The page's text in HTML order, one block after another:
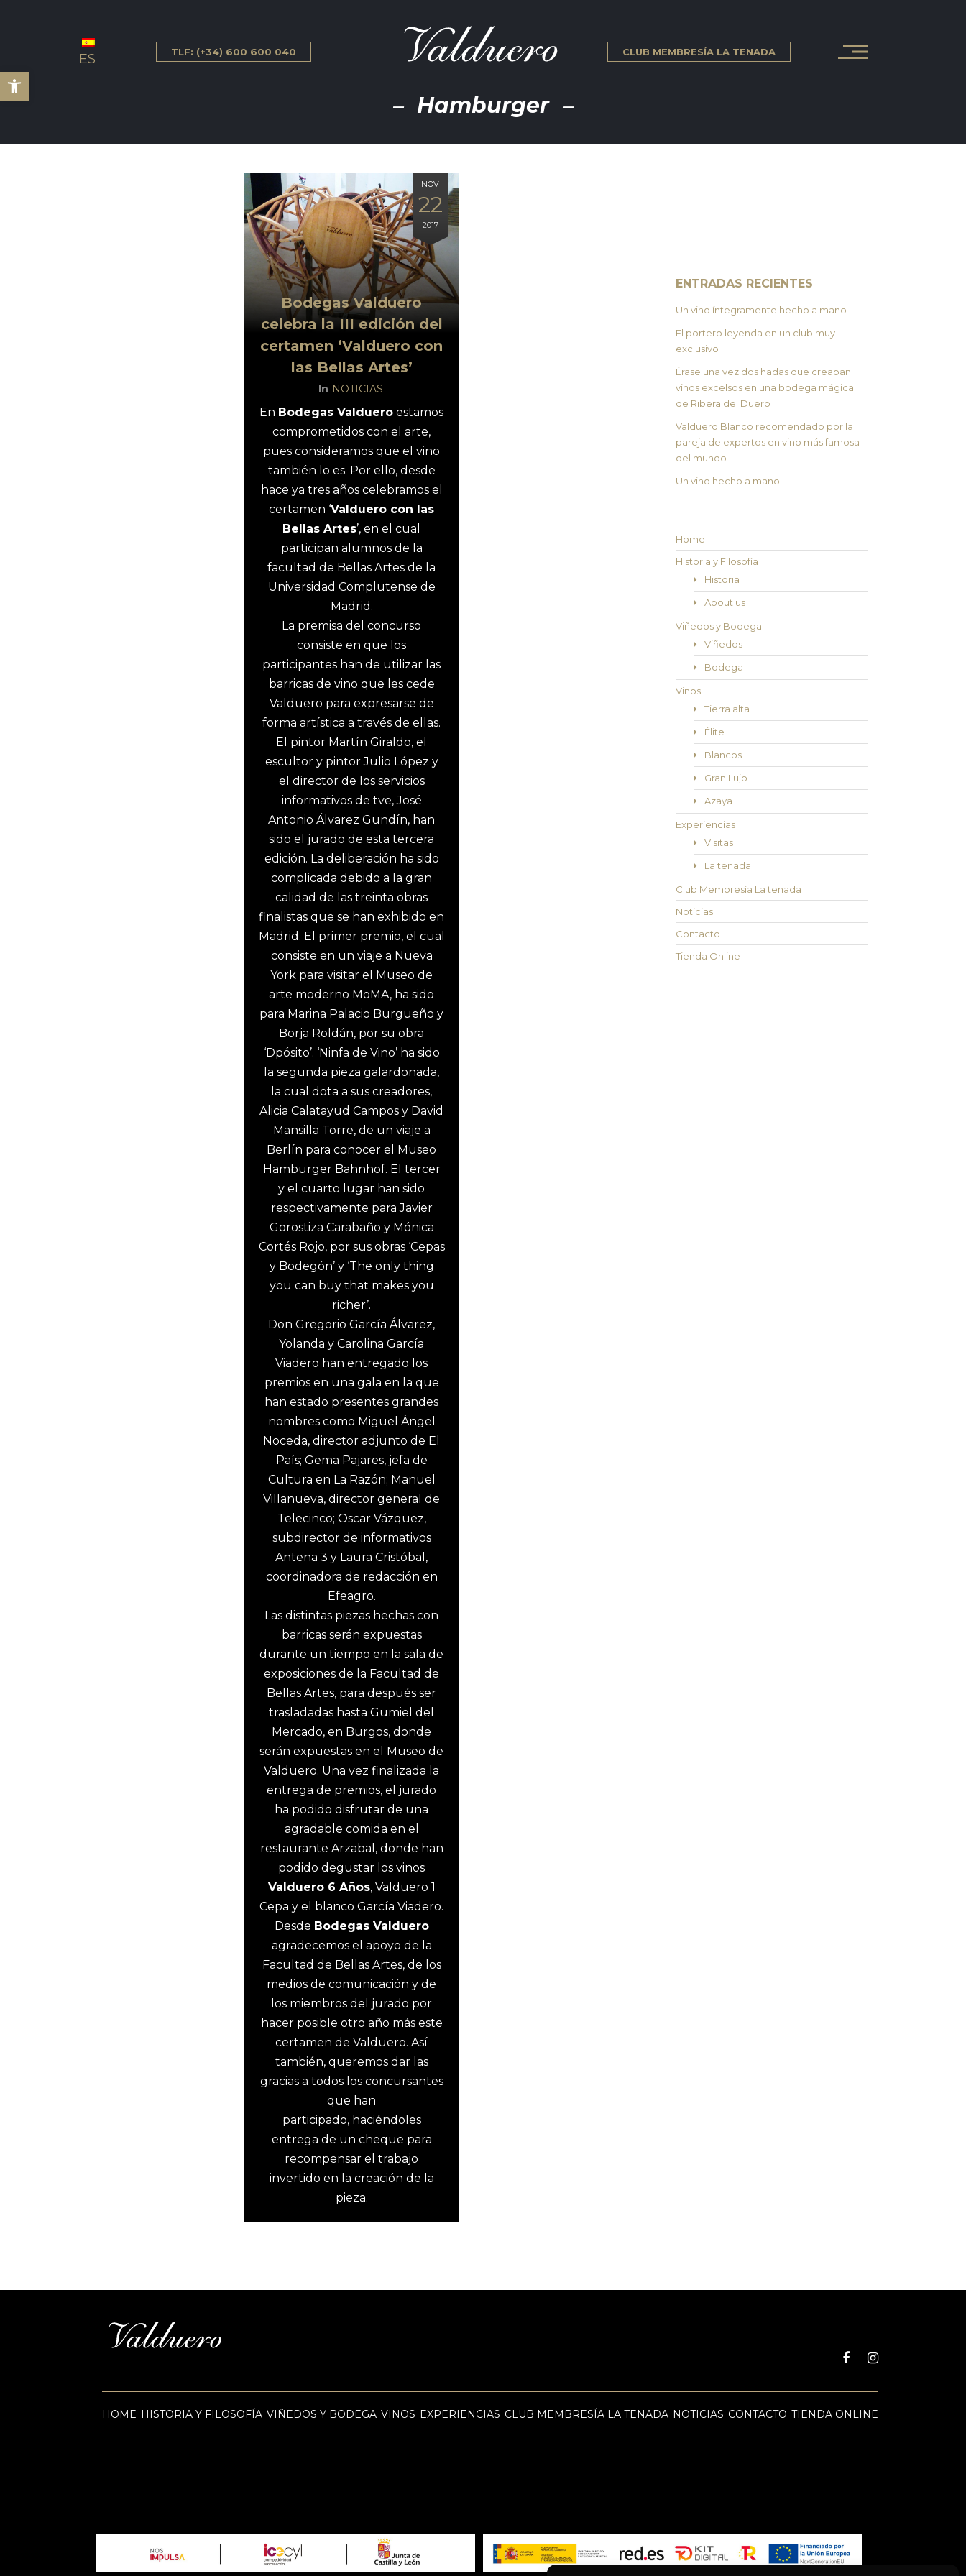
Abrir barra de herramientas
ES TLF: (+34) 600 600 040 CLUB MEMBRESÍA LA TENADA
Hamburger
NOV
22
2017
Bodegas Valduero
celebra la III edición del
certamen ‘Valduero con
las Bellas Artes’
In NOTICIAS
En Bodegas Valduero estamos
comprometidos con el arte,
pues consideramos que el vino
también lo es. Por ello, desde
hace ya tres años celebramos el
certamen ‘Valduero con las
Bellas Artes’, en el cual
participan alumnos de la
facultad de Bellas Artes de la
Universidad Complutense de
Madrid.
La premisa del concurso
consiste en que los
participantes han de utilizar las
barricas de vino que les cede
Valduero para expresarse de
forma artística a través de ellas.
El pintor Martín Giraldo, el
escultor y pintor Julio López y
el director de los servicios
informativos de tve, José
Antonio Álvarez Gundín, han
sido el jurado de esta tercera
edición. La deliberación ha sido
complicada debido a la gran
calidad de las treinta obras
finalistas que se han exhibido en
Madrid. El primer premio, el cual
consiste en un viaje a Nueva
York para visitar el Museo de
arte moderno MoMA, ha sido
para Marina Palacio Burgueño y
Borja Roldán, por su obra
‘Dpósito’. ‘Ninfa de Vino’ ha sido
la segunda pieza galardonada,
la cual dota a sus creadores,
Alicia Calatayud Campos y David
Mansilla Torre, de un viaje a
Berlín para conocer el Museo
Hamburger Bahnhof. El tercer
y el cuarto lugar han sido
respectivamente para Javier
Gorostiza Carabaño y Mónica
Cortés Rojo, por sus obras ‘Cepas
y Bodegón’ y ‘The only thing
you can buy that makes you
richer’.
Don Gregorio García Álvarez,
Yolanda y Carolina García
Viadero han entregado los
premios en una gala en la que
han estado presentes grandes
nombres como Miguel Ángel
Noceda, director adjunto de El
País; Gema Pajares, jefa de
Cultura en La Razón; Manuel
Villanueva, director general de
Telecinco; Oscar Vázquez,
subdirector de informativos
Antena 3 y Laura Cristóbal,
coordinadora de redacción en
Efeagro.
Las distintas piezas hechas con
barricas serán expuestas
durante un tiempo en la sala de
exposiciones de la Facultad de
Bellas Artes, para después ser
trasladadas hasta Gumiel del
Mercado, en Burgos, donde
serán expuestas en el Museo de
Valduero. Una vez finalizada la
entrega de premios, el jurado
ha podido disfrutar de una
agradable comida en el
restaurante Arzabal, donde han
podido degustar los vinos
Valduero 6 Años, Valduero 1
Cepa y el blanco García Viadero.
Desde Bodegas Valduero
agradecemos el apoyo de la
Facultad de Bellas Artes, de los
medios de comunicación y de
los miembros del jurado por
hacer posible otro año más este
certamen de Valduero. Así
también, queremos dar las
gracias a todos los concursantes
que han
participado, haciéndoles
entrega de un cheque para
recompensar el trabajo
invertido en la creación de la
pieza.
ENTRADAS RECIENTES
Un vino íntegramente hecho a mano
El portero leyenda en un club muy
exclusivo
Érase una vez dos hadas que creaban
vinos excelsos en una bodega mágica
de Ribera del Duero
Valduero Blanco recomendado por la
pareja de expertos en vino más famosa
del mundo
Un vino hecho a mano
Home
Historia y Filosofía
Historia
About us
Viñedos y Bodega
Viñedos
Bodega
Vinos
Tierra alta
Élite
Blancos
Gran Lujo
Azaya
Experiencias
Visitas
La tenada
Club Membresía La tenada
Noticias
Contacto
Tienda Online
HOME HISTORIA Y FILOSOFÍA VIÑEDOS Y BODEGA VINOS EXPERIENCIAS CLUB MEMBRESÍA LA TENADA NOTICIAS CONTACTO TIENDA ONLINE